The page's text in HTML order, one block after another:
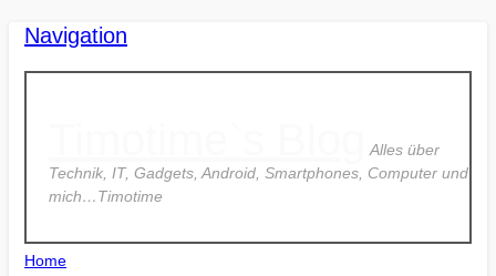
Navigation
Alles über
Technik, IT, Gadgets, Android, Smartphones, Computer und
mich…Timotime
Home